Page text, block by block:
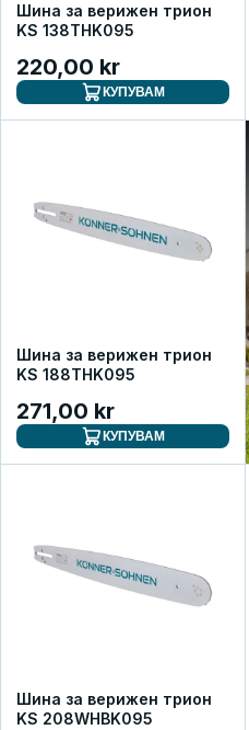
Шина за верижен трион
KS 138THK095
220,00 kr
КУПУВАМ
Шина за верижен трион
KS 188THK095
271,00 kr
КУПУВАМ
Шина за верижен трион
KS 208WHBK095